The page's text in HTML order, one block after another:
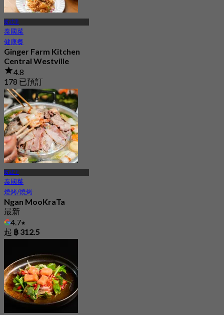
暖武里
泰國菜
健康餐
Ginger Farm Kitchen
Central Westville
4.8
178 已預訂
起฿ 325
暖武里
泰國菜
燒烤/燒烤
Ngan MooKraTa
最新
4.7
起 ฿ 312.5